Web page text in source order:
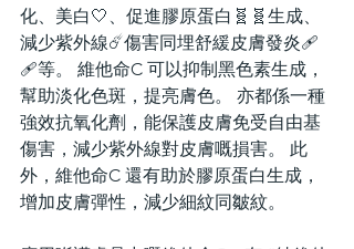
化、美白🤍、促進膠原蛋白🧬🧬生成、
減少紫外線☄️傷害同埋舒緩皮膚發炎🩹
🩹等。 維他命C 可以抑制黑色素生成，
幫助淡化色斑，提亮膚色。 亦都係一種
強效抗氧化劑，能保護皮膚免受自由基
傷害，減少紫外線對皮膚嘅損害。 此
外，維他命C 還有助於膠原蛋白生成，
增加皮膚彈性，減少細紋同皺紋。